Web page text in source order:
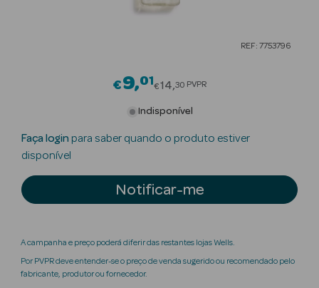
Luxo
Beauty Season
Nutricosmética
Perfumes
Beauty Season
REF: 7753796
€9 01Price reduced from
€14 30 PVPR
Indisponível
Faça login para saber quando o produto estiver
disponível
Notificar-me
A campanha e preço poderá diferir das restantes lojas Wells.
Por PVPR deve entender-se o preço de venda sugerido ou recomendado pelo
fabricante, produtor ou fornecedor.